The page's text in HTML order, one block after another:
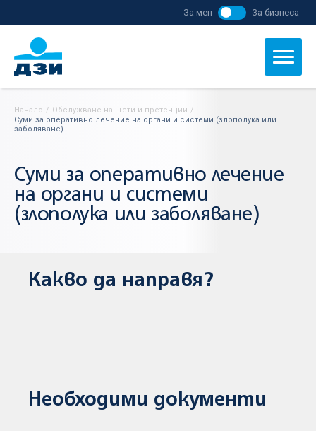
За мен За бизнеса
Начало / Обслужване на щети и претенции /
Суми за оперативно лечение на органи и системи (злополука или
заболяване)
Суми за оперативно лечение
на органи и системи
(злополука или заболяване)
Какво да направя?
Необходими документи